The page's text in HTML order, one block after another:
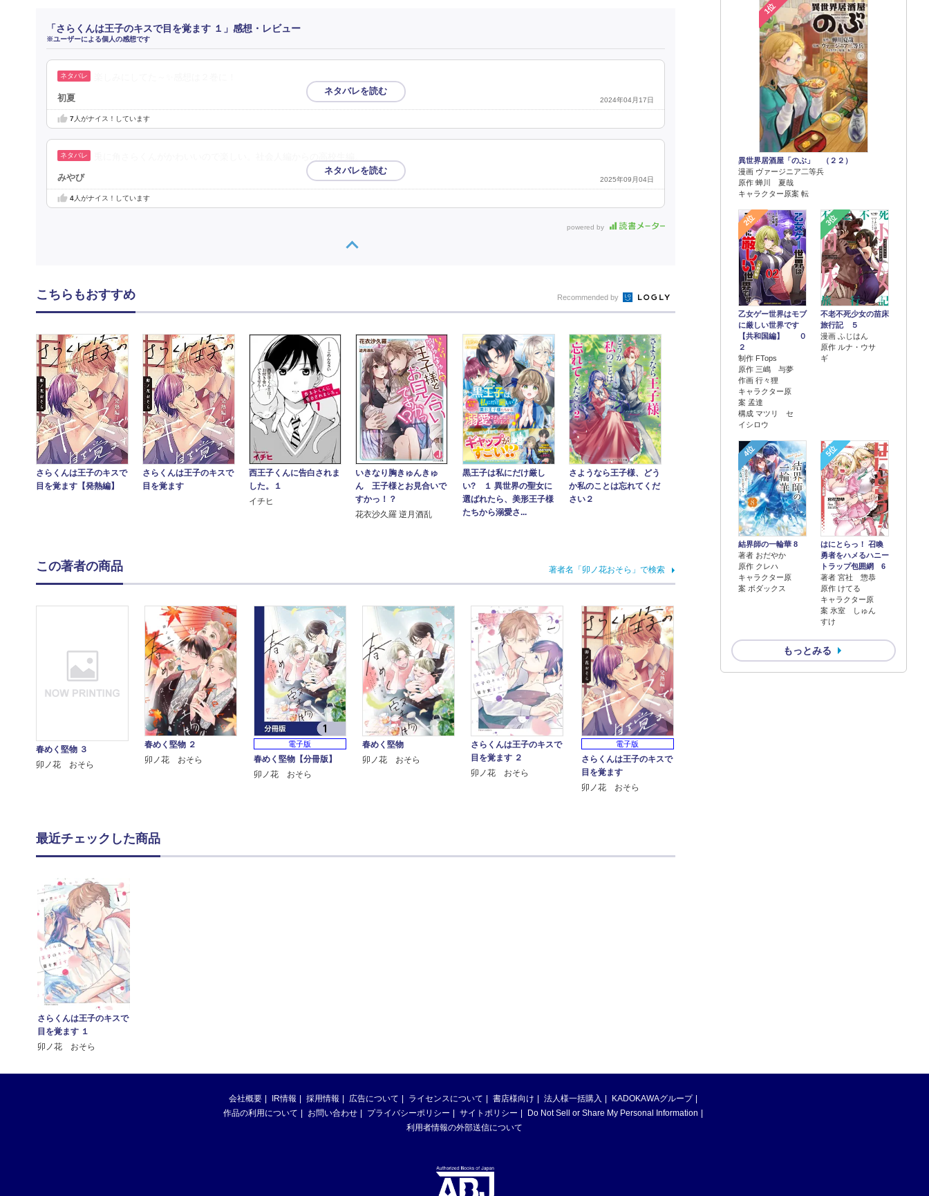
「さらくんは王子のキスで目を覚ます １」感想・レビュー
※ユーザーによる個人の感想です
初夏 2024年04月17日
7人がナイス！しています
みやび 2025年09月04日
4人がナイス！しています
powered by
1位
異世界居酒屋「のぶ」 （２２）
漫画 ヴァージニア二等兵
原作 蝉川 夏哉
キャラクター原案 転
2位
乙女ゲー世界はモブ
に厳しい世界です
【共和国編】 ０
２
制作 FTops
原作 三嶋 与夢
作画 行々狸
キャラクター原
案 孟達
構成 マツリ セ
イシロウ
3位
不老不死少女の苗床
旅行記 ５
漫画 ふじはん
原作 ルナ・ウサ
ギ
4位
結界師の一輪華 8
著者 おだやか
原作 クレハ
キャラクター原
案 ボダックス
5位
はにとらっ！ 召喚
勇者をハメるハニー
トラップ包囲網 6
著者 宮社 惣恭
原作 けてる
キャラクター原
案 氷室 しゅん
すけ
もっとみる
こちらもおすすめ Recommended by
さらくんは王子のキスで
目を覚ます【発熱編】
さらくんは王子のキスで
目を覚ます
西王子くんに告白されま
した。１
イチヒ
いきなり胸きゅんきゅ
ん 王子様とお見合いで
すかっ！？
花衣沙久羅 逆月酒乱
黒王子は私にだけ厳し
い? １ 異世界の聖女に
選ばれたら、美形王子様
たちから溺愛さ...
さようなら王子様、どう
か私のことは忘れてくだ
さい２
この著者の商品 著者名「卯ノ花おそら」で検索
春めく堅物 ３
卯ノ花 おそら
春めく堅物 ２
卯ノ花 おそら
電子版
春めく堅物【分冊版】
卯ノ花 おそら
春めく堅物
卯ノ花 おそら
さらくんは王子のキスで
目を覚ます ２
卯ノ花 おそら
電子版
さらくんは王子のキスで
目を覚ます
卯ノ花 おそら
最近チェックした商品
さらくんは王子のキスで
目を覚ます １
卯ノ花 おそら
会社概要 IR情報 採用情報 広告について ライセンスについて 書店様向け 法人様一括購入
KADOKAWAグループ
作品の利用について
お問い合わせ プライバシーポリシー サイトポリシー
Do Not Sell or Share My Personal Information
利用者情報の外部送信について